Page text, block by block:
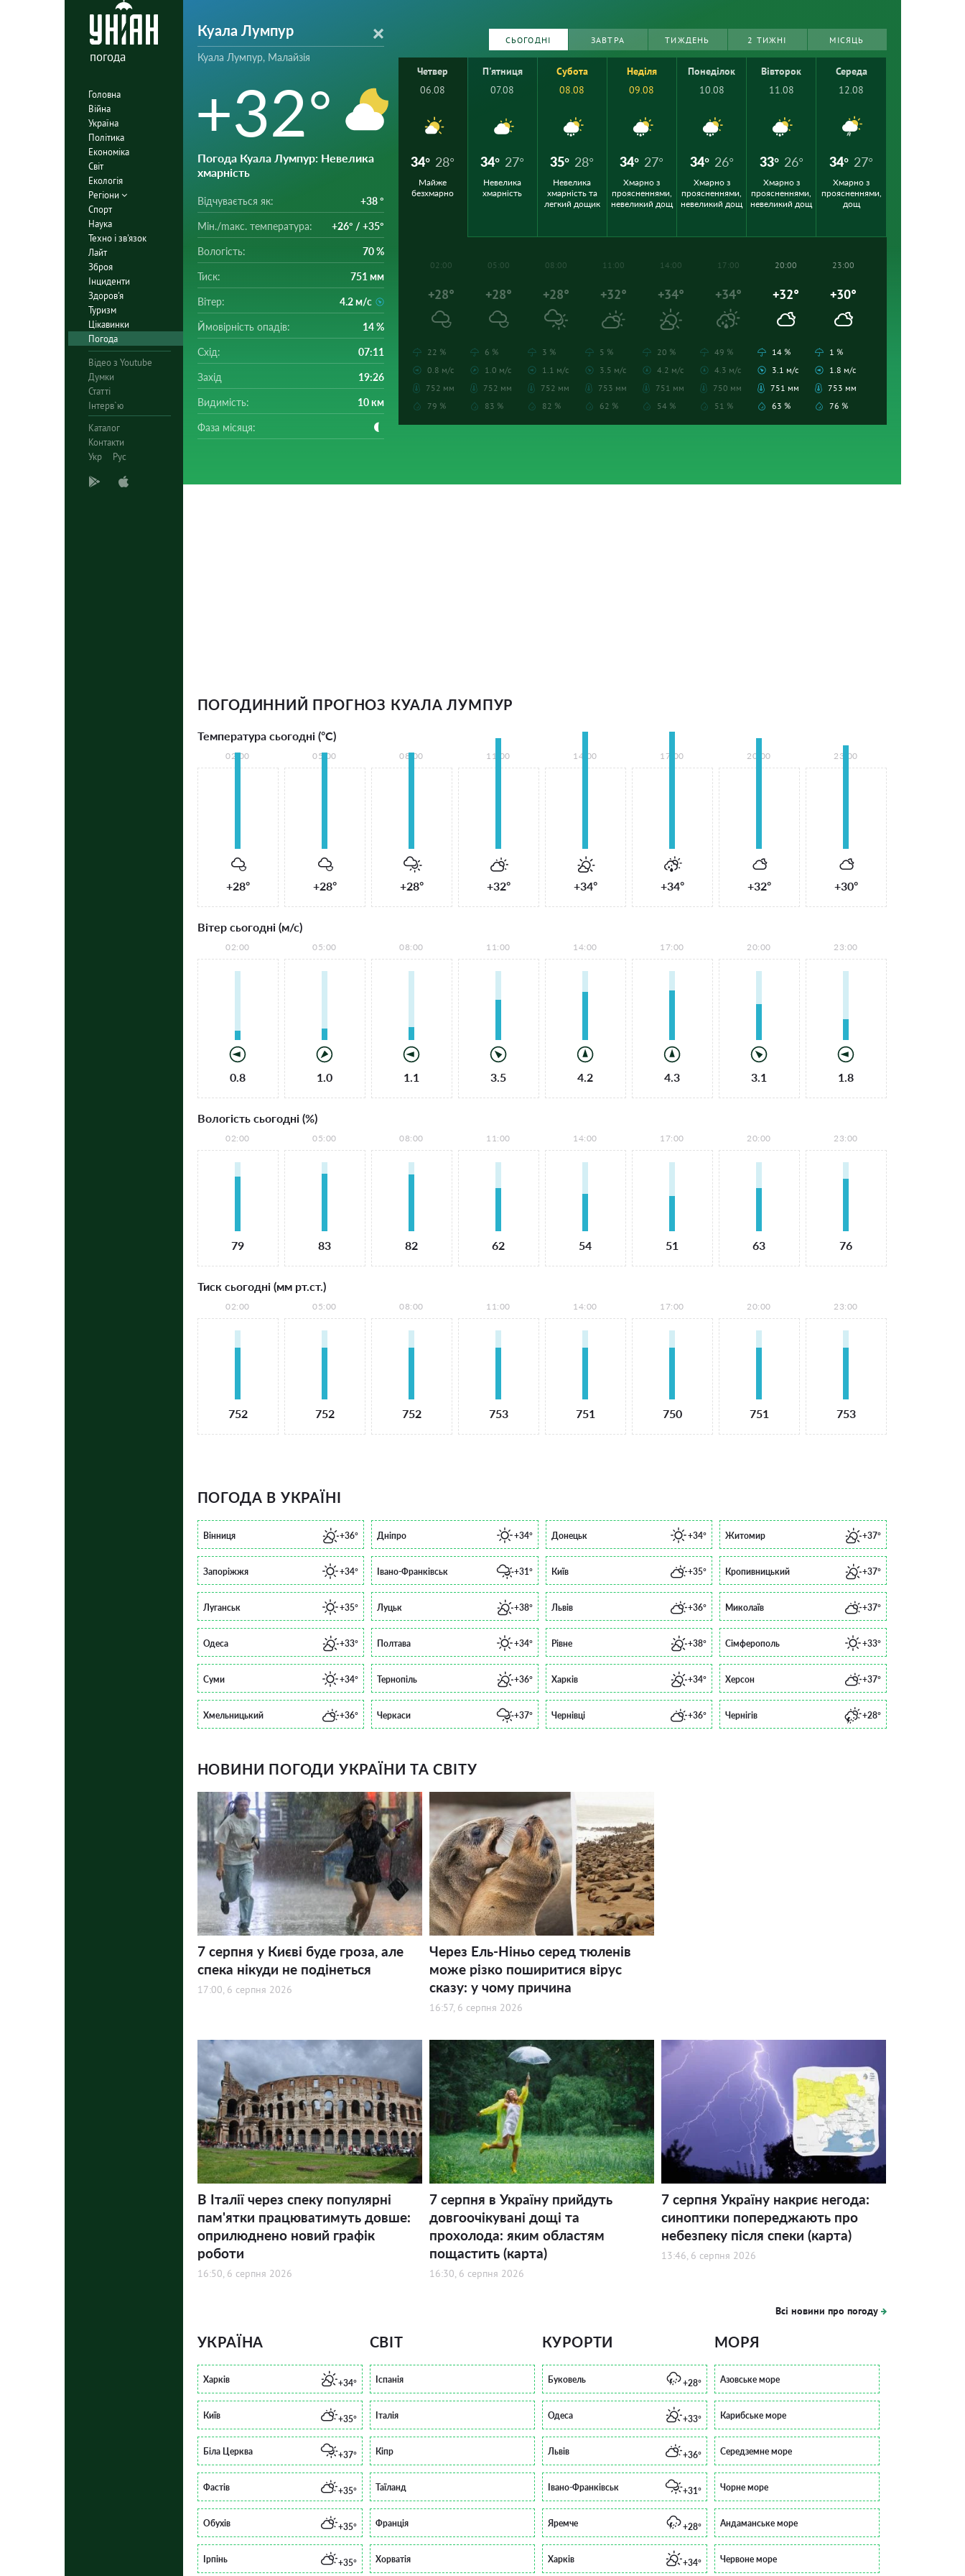
погода
Головна
Війна
Україна
Політика
Економіка
Світ
Екологія
Регіони
Спорт
Наука
Техно і зв'язок
Лайт
Зброя
Інциденти
Здоров'я
Туризм
Цікавинки
Погода
Відео з Youtube
Думки
Статті
Інтерв`ю
Каталог
Контакти
Укр
Рус
Куала Лумпур
Куала Лумпур, Малайзія
+32°
Погода Куала Лумпур: Невелика
хмарність
Відчувається як: +38 °
Мін./mакс. температура: +26° / +35°
Вологість: 70 %
Тиск: 751 мм
Вітер: 4.2 м/с
Ймовірність опадів: 14 %
Схід: 07:11
Захід 19:26
Видимість: 10 км
Фаза місяця:
СЬОГОДНІ ЗАВТРА ТИЖДЕНЬ 2 ТИЖНІ МІСЯЦЬ
Четвер
06.08
34° 28°
Майже
безхмарно
П'ятниця
07.08
34° 27°
Невелика
хмарність
Субота
08.08
35° 28°
Невелика
хмарність та
легкий дощик
Неділя
09.08
34° 27°
Хмарно з
проясненнями,
невеликий дощ
Понеділок
10.08
34° 26°
Хмарно з
проясненнями,
невеликий дощ
Вівторок
11.08
33° 26°
Хмарно з
проясненнями,
невеликий дощ
Середа
12.08
34° 27°
Хмарно з
проясненнями,
дощ
02:00
+28°
22 %
0.8 м/с
752 мм
79 %
05:00
+28°
6 %
1.0 м/с
752 мм
83 %
08:00
+28°
3 %
1.1 м/с
752 мм
82 %
11:00
+32°
5 %
3.5 м/с
753 мм
62 %
14:00
+34°
20 %
4.2 м/с
751 мм
54 %
17:00
+34°
49 %
4.3 м/с
750 мм
51 %
20:00
+32°
14 %
3.1 м/с
751 мм
63 %
23:00
+30°
1 %
1.8 м/с
753 мм
76 %
ПОГОДИННИЙ ПРОГНОЗ КУАЛА ЛУМПУР
Температура сьогодні (°С)
02:00
+28°
05:00
+28°
08:00
+28°
11:00
+32°
14:00
+34°
17:00
+34°
20:00
+32°
23:00
+30°
Вітер сьогодні (м/с)
02:00
0.8
05:00
1.0
08:00
1.1
11:00
3.5
14:00
4.2
17:00
4.3
20:00
3.1
23:00
1.8
Вологість сьогодні (%)
02:00
79
05:00
83
08:00
82
11:00
62
14:00
54
17:00
51
20:00
63
23:00
76
Тиск сьогодні (мм рт.ст.)
02:00
752
05:00
752
08:00
752
11:00
753
14:00
751
17:00
750
20:00
751
23:00
753
ПОГОДА В УКРАЇНІ
Вінниця +36° Дніпро +34° Донецьк +34° Житомир +37°
Запоріжжя +34° Івано-Франківськ +31° Київ +35° Кропивницький +37°
Луганськ +35° Луцьк +38° Львів +36° Миколаїв +37°
Одеса +33° Полтава +34° Рівне +38° Сімферополь +33°
Суми +34° Тернопіль +36° Харків +34° Херсон +37°
Хмельницький +36° Черкаси +37° Чернівці +36° Чернігів +28°
НОВИНИ ПОГОДИ УКРАЇНИ ТА СВІТУ
7 серпня у Києві буде гроза, але
спека нікуди не подінеться
17:00, 6 серпня 2026
Через Ель-Ніньо серед тюленів
може різко поширитися вірус
сказу: у чому причина
16:57, 6 серпня 2026
В Італії через спеку популярні
пам'ятки працюватимуть довше:
оприлюднено новий графік
роботи
16:50, 6 серпня 2026
7 серпня в Україну прийдуть
довгоочікувані дощі та
прохолода: яким областям
пощастить (карта)
16:30, 6 серпня 2026
7 серпня Україну накриє негода:
синоптики попереджають про
небезпеку після спеки (карта)
13:46, 6 серпня 2026
Всі новини про погоду
УКРАЇНА
Харків +34°
Київ +35°
Біла Церква +37°
Фастів +35°
Обухів +35°
Ірпінь +35°
СВІТ
Іспанія
Італія
Кіпр
Таїланд
Франція
Хорватія
КУРОРТИ
Буковель +28°
Одеса +33°
Львів +36°
Івано-Франківськ +31°
Яремче +28°
Харків +34°
МОРЯ
Азовське море
Карибське море
Середземне море
Чорне море
Андаманське море
Червоне море